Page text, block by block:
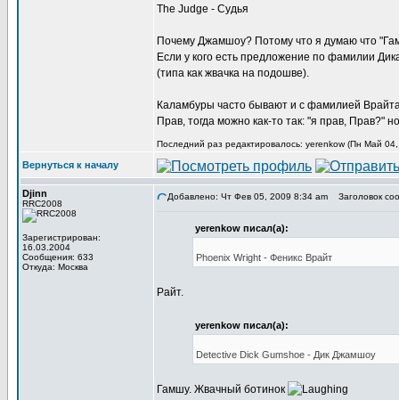
The Judge - Судья
Почему Джамшоу? Потому что я думаю что
Если у кого есть предложение по фамилии
(типа как жвачка на подошве).
Каламбуры часто бывают и с фамилией
Прав, тогда можно как-то так: "я прав, Прав?"
Последний раз редактировалось: yerenkow (Пн Май
Вернуться к началу
Djinn
RRC2008
Зарегистрирован:
16.03.2004
Сообщения: 633
Откуда: Москва
Добавлено: Чт Фев 05, 2009 8:34 am Заголовок
yerenkow писал(а):
Phoenix Wright - Феникс Врайт
Райт.
yerenkow писал(а):
Detective Dick Gumshoe - Дик Джамшоу
Гамшу. Жвачный ботинок